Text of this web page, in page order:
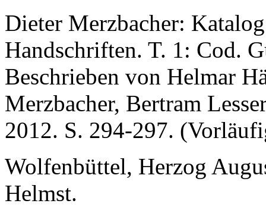
Dieter Merzbacher:
Handschriften. T. 1: Cod.
Beschrieben von Helmar
Merzbacher, Bertram
2012. S. 294-297.
Wolfenbüttel, Herzog
Helmst.